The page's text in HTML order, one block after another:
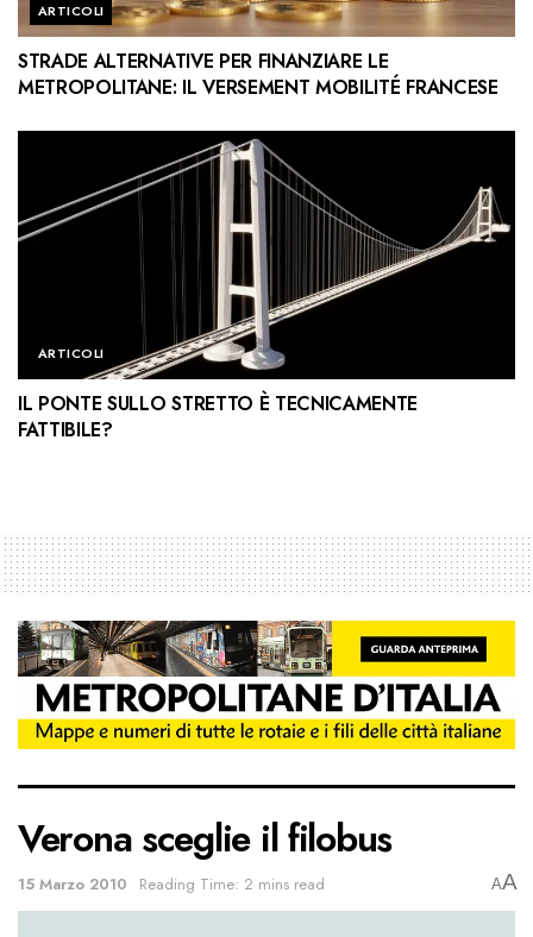
ARTICOLI
STRADE ALTERNATIVE PER FINANZIARE LE
METROPOLITANE: IL VERSEMENT MOBILITÉ FRANCESE
ARTICOLI
IL PONTE SULLO STRETTO È TECNICAMENTE
FATTIBILE?
Verona sceglie il filobus
15 Marzo 2010 Reading Time: 2 mins read AA